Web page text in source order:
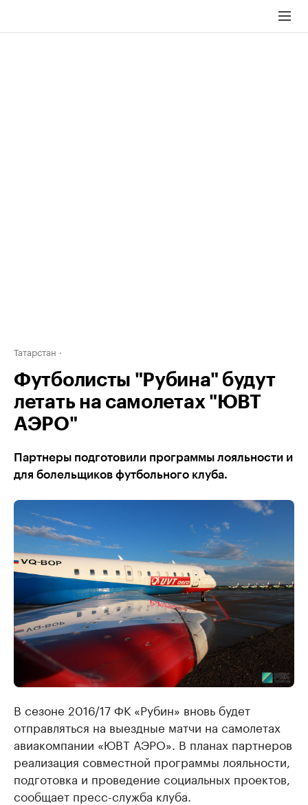
Татарстан
Футболисты "Рубина" будут
летать на самолетах "ЮВТ
АЭРО"
Партнеры подготовили программы лояльности и
для болельщиков футбольного клуба.
В сезоне 2016/17 ФК «Рубин» вновь будет
отправляться на выездные матчи на самолетах
авиакомпании «ЮВТ АЭРО». ​В планах партнеров
реализация совместной программы лояльности,
подготовка и проведение социальных проектов,
сообщает пресс-служба клуба.